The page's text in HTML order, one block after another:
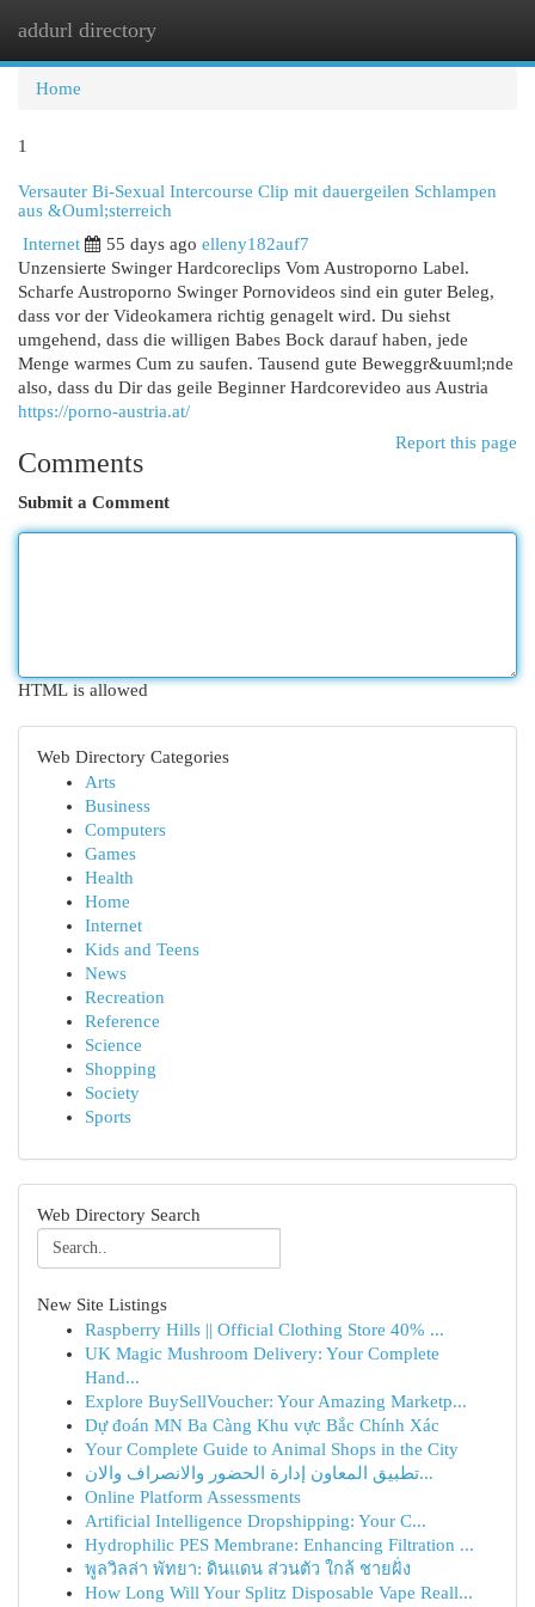
addurl directory
Home
1
Versauter Bi-Sexual Intercourse Clip mit dauergeilen Schlampen
aus &Ouml;sterreich
Internet
55 days ago elleny182auf7
Unzensierte Swinger Hardcoreclips Vom Austroporno Label.
Scharfe Austroporno Swinger Pornovideos sind ein guter Beleg,
dass vor der Videokamera richtig genagelt wird. Du siehst
umgehend, dass die willigen Babes Bock darauf haben, jede
Menge warmes Cum zu saufen. Tausend gute Beweggr&uuml;nde
also, dass du Dir das geile Beginner Hardcorevideo aus Austria
https://porno-austria.at/
Report this page
Comments
Submit a Comment
HTML is allowed
Web Directory Categories
Arts
Business
Computers
Games
Health
Home
Internet
Kids and Teens
News
Recreation
Reference
Science
Shopping
Society
Sports
Web Directory Search
New Site Listings
Raspberry Hills || Official Clothing Store 40% ...
UK Magic Mushroom Delivery: Your Complete
Hand...
Explore BuySellVoucher: Your Amazing Marketp...
Dự đoán MN Ba Càng Khu vực Bắc Chính Xác
Your Complete Guide to Animal Shops in the City
تطبيق المعاون إدارة الحضور والانصراف والان...
Online Platform Assessments
Artificial Intelligence Dropshipping: Your C...
Hydrophilic PES Membrane: Enhancing Filtration ...
พูลวิลล่า พัทยา: ดินแดน ส่วนตัว ใกล้ ชายฝั่ง
How Long Will Your Splitz Disposable Vape Reall...